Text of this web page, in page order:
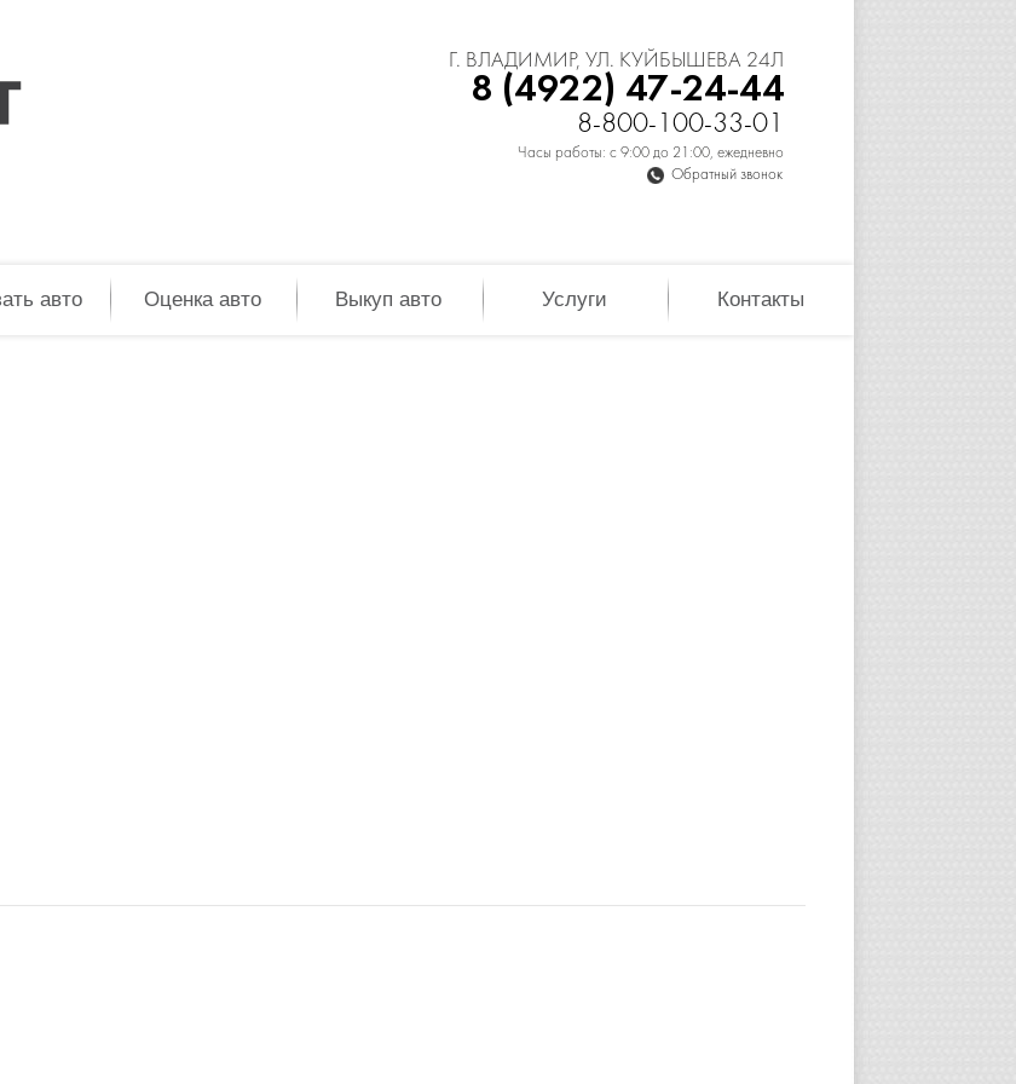
Г. ВЛАДИМИР, УЛ. КУЙБЫШЕВА 24Л
8 (4922) 47-24-44
8-800-100-33-01
Часы работы: с 9:00 до 21:00, ежедневно
Обратный звонок
авто Оценка авто Выкуп авто Услуги Контакты